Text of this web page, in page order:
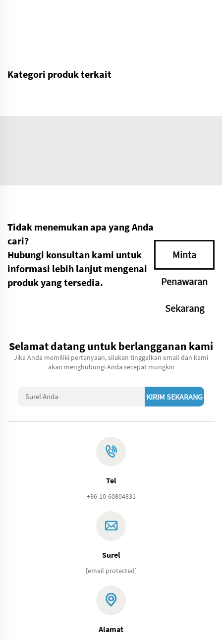
Kategori produk terkait
Tidak menemukan apa yang Anda
cari?
Hubungi konsultan kami untuk
informasi lebih lanjut mengenai
produk yang tersedia.
Minta
Penawaran
Sekarang
Selamat datang untuk berlangganan kami
Jika Anda memiliki pertanyaan, silakan tinggalkan email dan kami
akan menghubungi Anda secepat mungkin
KIRIM SEKARANG
Tel
+86-10-60804831
Surel
[email protected]
Alamat